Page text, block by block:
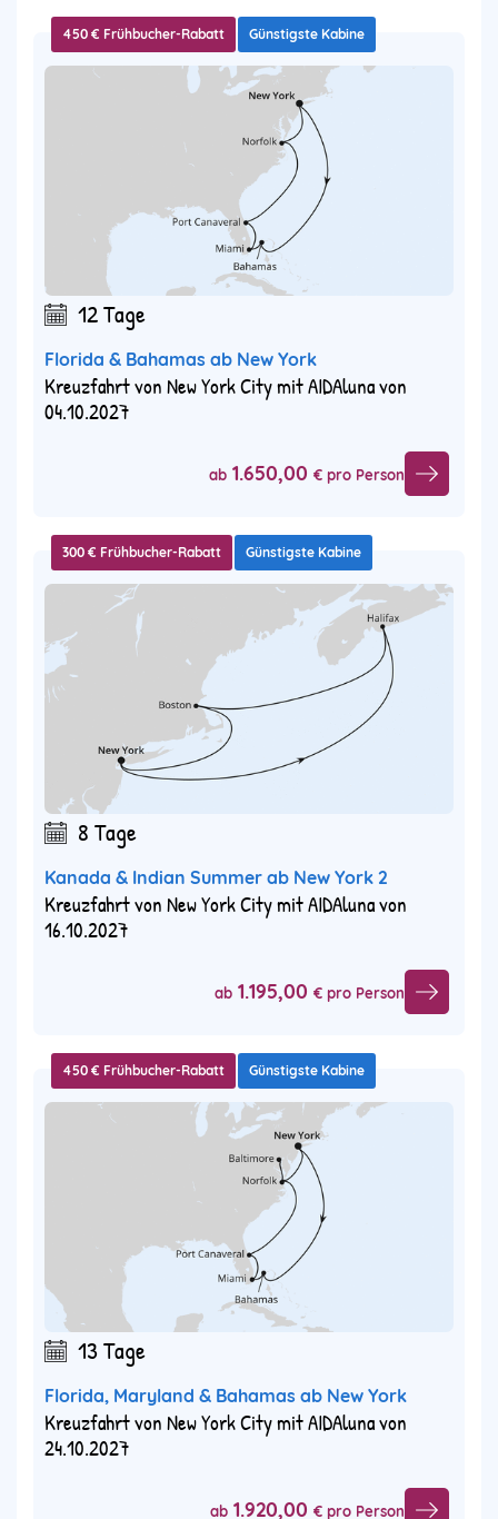
450 € Frühbucher-Rabatt Günstigste Kabine
12 Tage
Florida & Bahamas ab New York
Kreuzfahrt von New York City mit AIDAluna von
04.10.2027
ab 1.650,00 € pro Person
300 € Frühbucher-Rabatt Günstigste Kabine
8 Tage
Kanada & Indian Summer ab New York 2
Kreuzfahrt von New York City mit AIDAluna von
16.10.2027
ab 1.195,00 € pro Person
450 € Frühbucher-Rabatt Günstigste Kabine
13 Tage
Florida, Maryland & Bahamas ab New York
Kreuzfahrt von New York City mit AIDAluna von
24.10.2027
ab 1.920,00 € pro Person